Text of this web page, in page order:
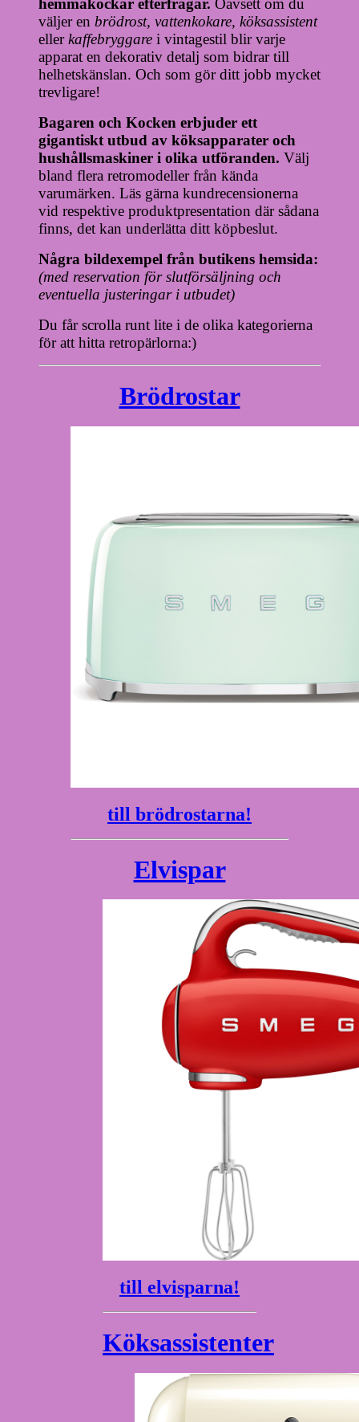
hemmakockar efterfrågar. Oavsett om du
väljer en brödrost, vattenkokare, köksassistent
ellerkaffebryggare i vintagestil blir varje
apparat en dekorativ detalj som bidrar till
helhetskänslan. Och som gör ditt jobb mycket
trevligare!
Bagaren och Kocken erbjuder ett
gigantiskt utbud av köksapparater och
hushållsmaskiner i olika utföranden. Välj
bland flera retromodeller från kända
varumärken. Läs gärna kundrecensionerna
vid respektive produktpresentation där sådana
finns, det kan underlätta ditt köpbeslut.
Några bildexempel från butikens hemsida:
(med reservation för slutförsäljning och
eventuella justeringar i utbudet)
Du får scrolla runt lite i de olika kategorierna
för att hitta retropärlorna:)
Brödrostar
till brödrostarna!
Elvispar
till elvisparna!
Köksassistenter